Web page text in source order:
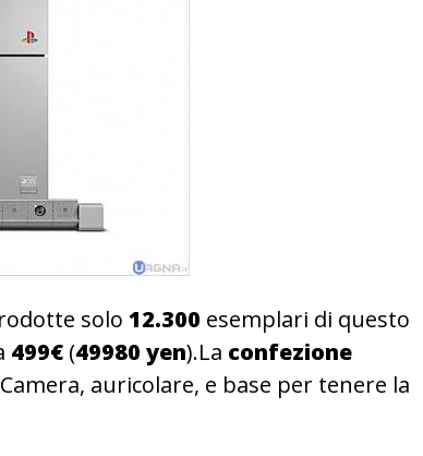
solo 12.300 esemplari di questo
499€ (49980 yen).La confezione
auricolare, e base per tenere la